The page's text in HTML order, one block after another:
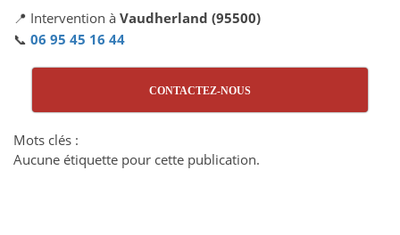
📍 Intervention à Vaudherland (95500)
📞 06 95 45 16 44
CONTACTEZ-NOUS
Mots clés :
Aucune étiquette pour cette publication.